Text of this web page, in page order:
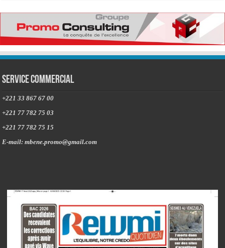
Service commercial
+221 33 867 67 00
+221 77 782 75 03
+221 77 782 75 15
E-mail: mbene.promo@gmail.com